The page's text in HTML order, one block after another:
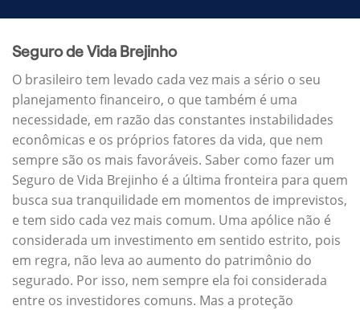
Seguro de Vida Brejinho
O brasileiro tem levado cada vez mais a sério o seu
planejamento financeiro, o que também é uma
necessidade, em razão das constantes instabilidades
econômicas e os próprios fatores da vida, que nem
sempre são os mais favoráveis. Saber como fazer um
Seguro de Vida Brejinho é a última fronteira para quem
busca sua tranquilidade em momentos de imprevistos,
e tem sido cada vez mais comum. Uma apólice não é
considerada um investimento em sentido estrito, pois
em regra, não leva ao aumento do patrimônio do
segurado. Por isso, nem sempre ela foi considerada
entre os investidores comuns. Mas a proteção